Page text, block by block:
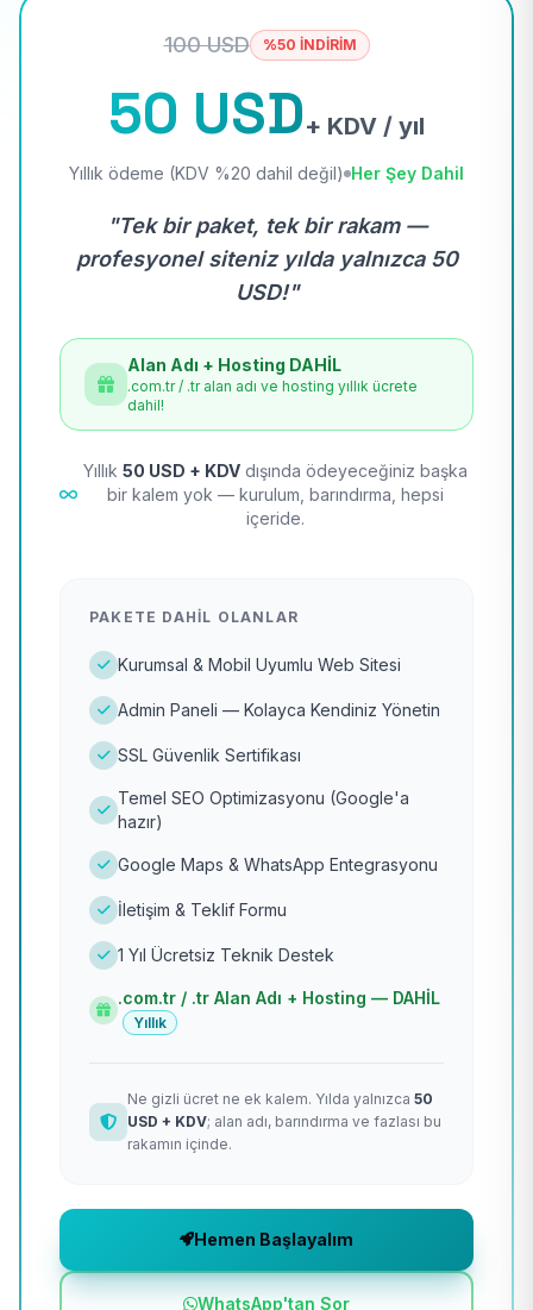
100 USD %50 İNDİRİM
50 USD+ KDV / yıl
Yıllık ödeme (KDV %20 dahil değil) Her Şey Dahil
"Tek bir paket, tek bir rakam —
profesyonel siteniz yılda yalnızca 50
USD!"
Alan Adı + Hosting DAHİL
.com.tr / .tr alan adı ve hosting yıllık ücrete
dahil!
Yıllık 50 USD + KDV dışında ödeyeceğiniz başka
bir kalem yok — kurulum, barındırma, hepsi
içeride.
PAKETE DAHIL OLANLAR
Kurumsal & Mobil Uyumlu Web Sitesi
Admin Paneli — Kolayca Kendiniz Yönetin
SSL Güvenlik Sertifikası
Temel SEO Optimizasyonu (Google'a
hazır)
Google Maps & WhatsApp Entegrasyonu
İletişim & Teklif Formu
1 Yıl Ücretsiz Teknik Destek
.com.tr / .tr Alan Adı + Hosting — DAHİL
Yıllık
Ne gizli ücret ne ek kalem. Yılda yalnızca 50
USD + KDV; alan adı, barındırma ve fazlası bu
rakamın içinde.
Hemen Başlayalım
WhatsApp'tan Sor